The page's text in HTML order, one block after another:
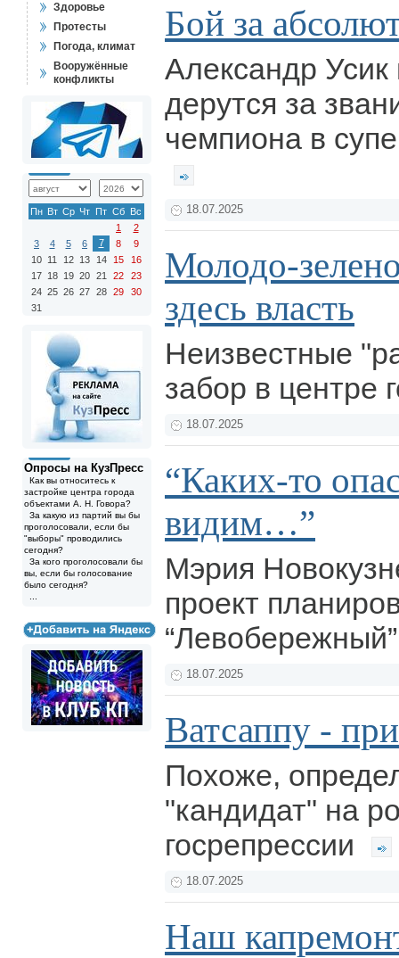
Здоровье
Протесты
Погода, климат
Вооружённые
конфликты
Пн Вт Ср Чт Пт Сб Вс
1
2
3
4 5 6 7 8
9
10 11 12 13 14 15
16
17 18 19 20 21 22
23
24 25 26 27 28 29
30
31
Опросы на КузПресс
Как вы относитесь к
застройке центра города
объектами А. Н. Говора?
За какую из партий вы бы
проголосовали, если бы
"выборы" проводились
сегодня?
За кого проголосовали бы
вы, если бы голосование
было сегодня?
Бой за
Александр
дерутся за
чемпиона в
18.07.2025
Молодо-
здесь власть
Неизвестные
забор в центре
18.07.2025
“Каких-то
видим…”
Мэрия
проект
18.07.2025
Ватсаппу -
Похоже,
"кандидат" на
госрепрессии
18.07.2025
Наш